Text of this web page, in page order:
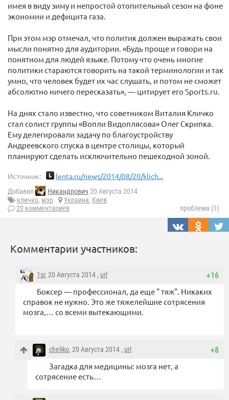
имея в виду зиму и непростой отопительный сезон на фоне
экономии и дефицита газа.
При этом мэр отмечал, что политик должен выражать свои
мысли понятно для аудитории. «Будь проще и говори на
понятном для людей языке. Потому что очень многие
политики стараются говорить на такой терминологии и так
умно, что человек будет их час слушать, и потом не сможет
абсолютно ничего пересказать», — цитирует его Sports.ru.
На днях стало известно, что советником Виталия Кличко
стал солист группы «Вопли Видоплясова» Олег Скрипка.
Ему делегировали задачу по благоустройству
Андреевского спуска в центре столицы, который
планируют сделать исключительно пешеходной зоной.
Источник: lenta.ru/news/2014/08/20/klich...
Добавил Никандрович 20 Августа 2014
кличко, мэр Украина, Киев
20 комментариев
проблема (1)
Комментарии участников:
+16
1sr, 20 Августа 2014 , url
Боксер — профессионал, да еще " тяж". Никаких
справок не нужно. Это же тяжелейшие сотрясения
мозга,… со всеми вытекающими.
+8
cheliko, 20 Августа 2014 , url
Загадка для медицины: мозга нет, а
сотрясение есть…